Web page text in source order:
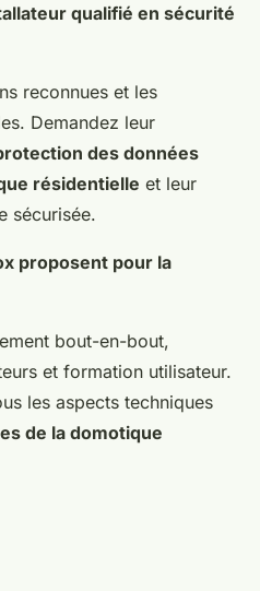
qualifié en sécurité
reconnues et les
Demandez leur
des données
résidentielle et leur
sécurisée.
proposent pour la
bout-en-bout,
et formation utilisateur.
les aspects techniques
de la domotique